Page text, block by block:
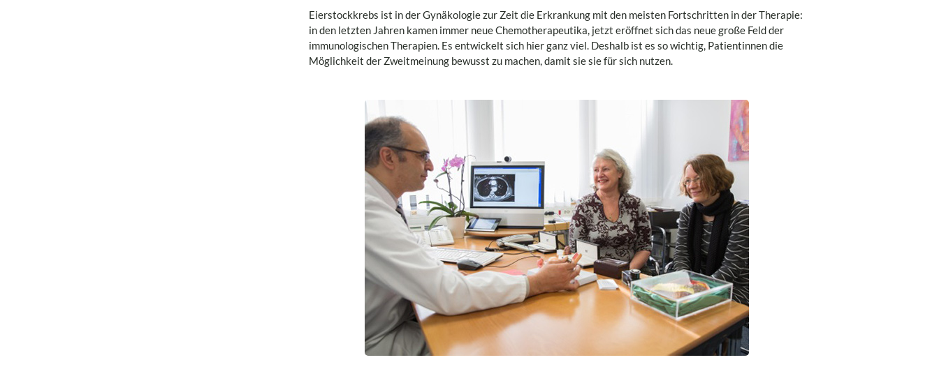
Eierstockkrebs ist in der Gynäkologie zur Zeit die Erkrankung mit den meisten Fortschritten in der Therapie:
in den letzten Jahren kamen immer neue Chemotherapeutika, jetzt eröffnet sich das neue große Feld der
immunologischen Therapien. Es entwickelt sich hier ganz viel. Deshalb ist es so wichtig, Patientinnen die
Möglichkeit der Zweitmeinung bewusst zu machen, damit sie sie für sich nutzen.